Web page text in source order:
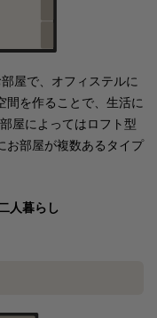
屋で、オフィステルに
間を作ることで、生活に
屋によってはロフト型
お部屋が複数あるタイプ
人暮らし